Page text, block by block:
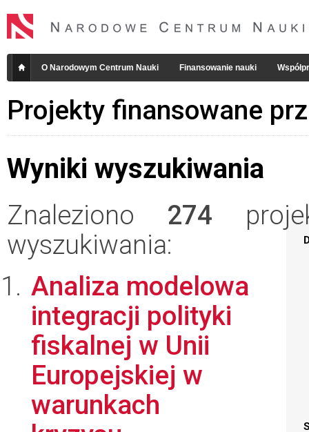
O Narodowym Centrum Nauki Finansowanie nauki
Projekty finansowane
Wyniki wyszukiwania
Znaleziono 274
wyszukiwania:
Analiza modelowa
integracji polityki
fiskalnej w Unii
Europejskiej w
warunkach